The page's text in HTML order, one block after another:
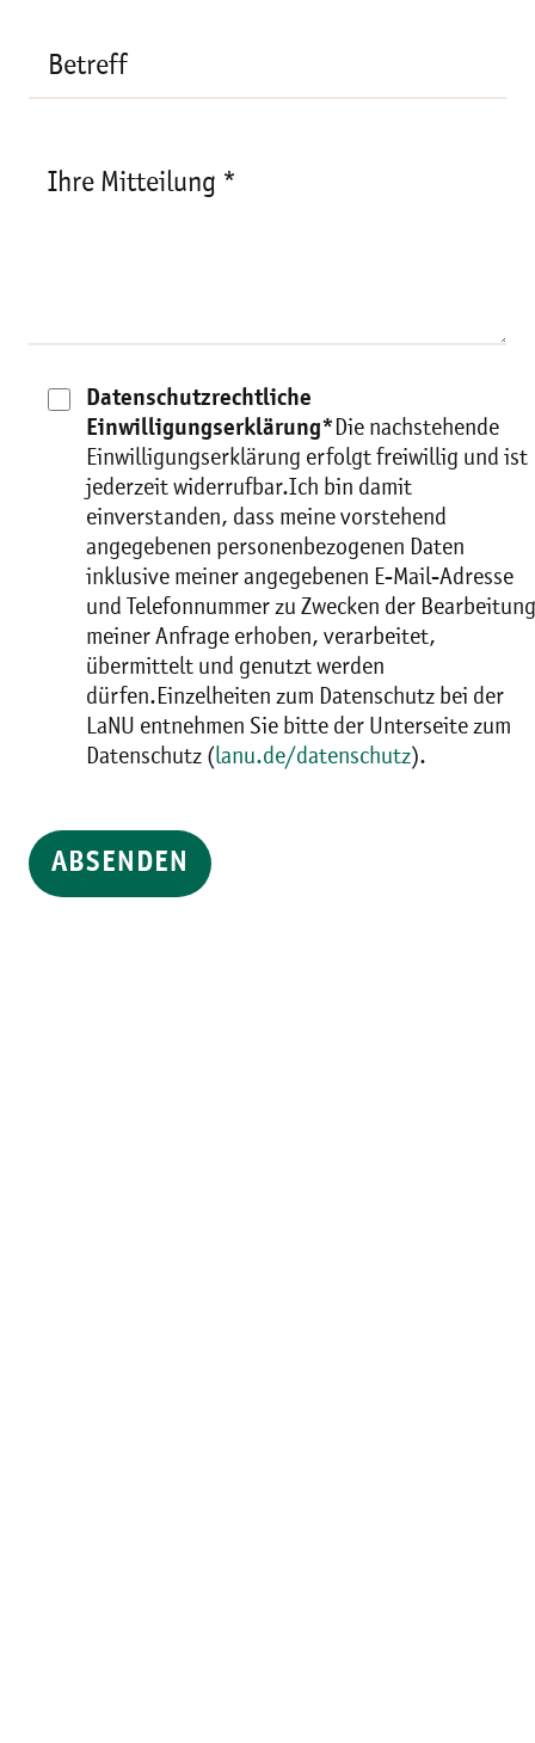
Betreff
Ihre Mitteilung *
Datenschutzrechtliche
Einwilligungserklärung* Die nachstehende
Einwilligungserklärung erfolgt freiwillig und ist
jederzeit widerrufbar.Ich bin damit
einverstanden, dass meine vorstehend
angegebenen personenbezogenen Daten
inklusive meiner angegebenen E-Mail-Adresse
und Telefonnummer zu Zwecken der Bearbeitung
meiner Anfrage erhoben, verarbeitet,
übermittelt und genutzt werden
dürfen.Einzelheiten zum Datenschutz bei der
LaNU entnehmen Sie bitte der Unterseite zum
Datenschutz (lanu.de/datenschutz).
ABSENDEN